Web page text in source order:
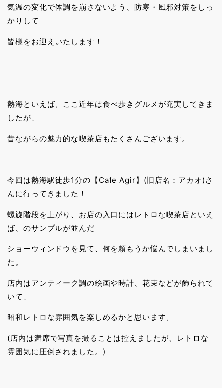
気温の変化で体調を崩さないよう、防寒・風邪対策をしっ
かりして
皆様をお迎えいたします！
熱海といえば、ここ近年は食べ歩きグルメが充実してきま
したが、
昔ながらの魅力的な喫茶店もたくさんございます。
今回は熱海駅徒歩1分の【Cafe Agir】(旧店名：アカオ)さ
んに行ってきました！
螺旋階段を上がり、お店の入口にはレトロな喫茶店といえ
ば、のサンプルが並んだ
ショーウィンドウを見て、何を頼もうか悩んでしまいまし
た。
店内はアンティーク調の絵画や時計、花束などが飾られて
いて、
昭和レトロな雰囲気を楽しめるかと思います。
(店内は満席で写真を撮ることは控えましたが、レトロな
雰囲気に圧倒されました。)